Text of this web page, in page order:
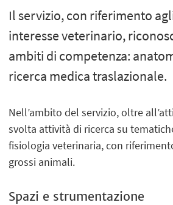
Il servizio, con riferimento
interesse veterinario,
ambiti di competenza:
ricerca medica traslazionale.
Nell’ambito del servizio, oltre
svolta attività di ricerca su
fisiologia veterinaria, con
grossi animali.
Spazi e strumentazione